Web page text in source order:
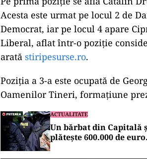
Alegerile sunt organizate pentru
postului, iar ordinea finală a fost
electorale.
Primele poziții:
alegătorilor